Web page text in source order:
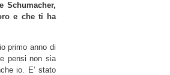
Schumacher,
e che ti ha
primo anno di
pensi non sia
io. E’ stato